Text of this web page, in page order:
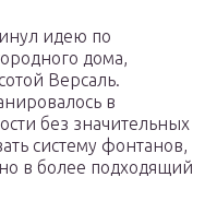
идею по
дома,
Версаль.
в
без значительных
систему фонтанов,
в более подходящий